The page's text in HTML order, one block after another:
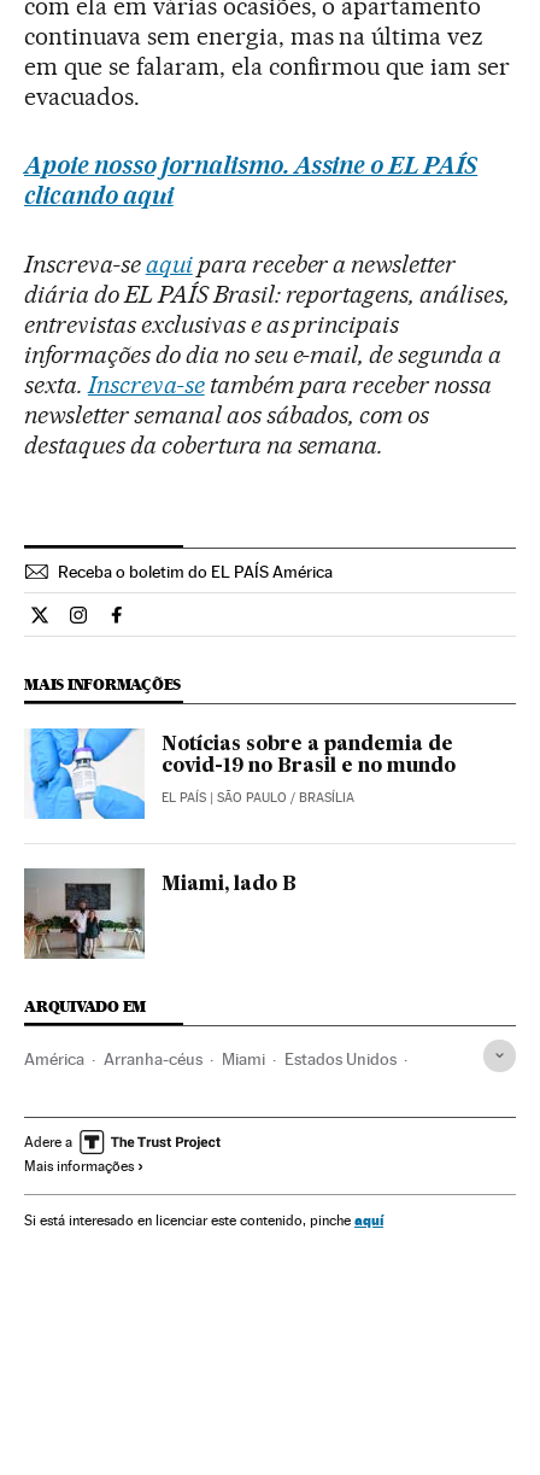
continuava sem energia, mas na última vez
em que se falaram, ela confirmou que iam ser
evacuados.
Apoie nosso jornalismo. Assine o EL PAÍS
clicando aqui
Inscreva-seaquipara receber a newsletter
diária do EL PAÍS Brasil: reportagens, análises,
entrevistas exclusivas e as principais
informações do dia no seu e-mail, de segunda a
sexta. Inscreva-setambém para receber nossa
newsletter semanal aos sábados, com os
destaques da cobertura na semana.
Receba o boletim do EL PAÍS América
Internacional El País Brasil en Twitter
Internacional El País Brasil en Instagram
Internacional El País Brasil en Facebook
MAIS INFORMAÇÕES
Notícias sobre a pandemia de
covid-19 no Brasil e no mundo
EL PAÍS | SÃO PAULO / BRASÍLIA
Miami, lado B
ARQUIVADO EM
América Arranha-céus Miami Estados Unidos
Adere a
Mais informações
Si está interesado en licenciar este contenido, pinche aquí